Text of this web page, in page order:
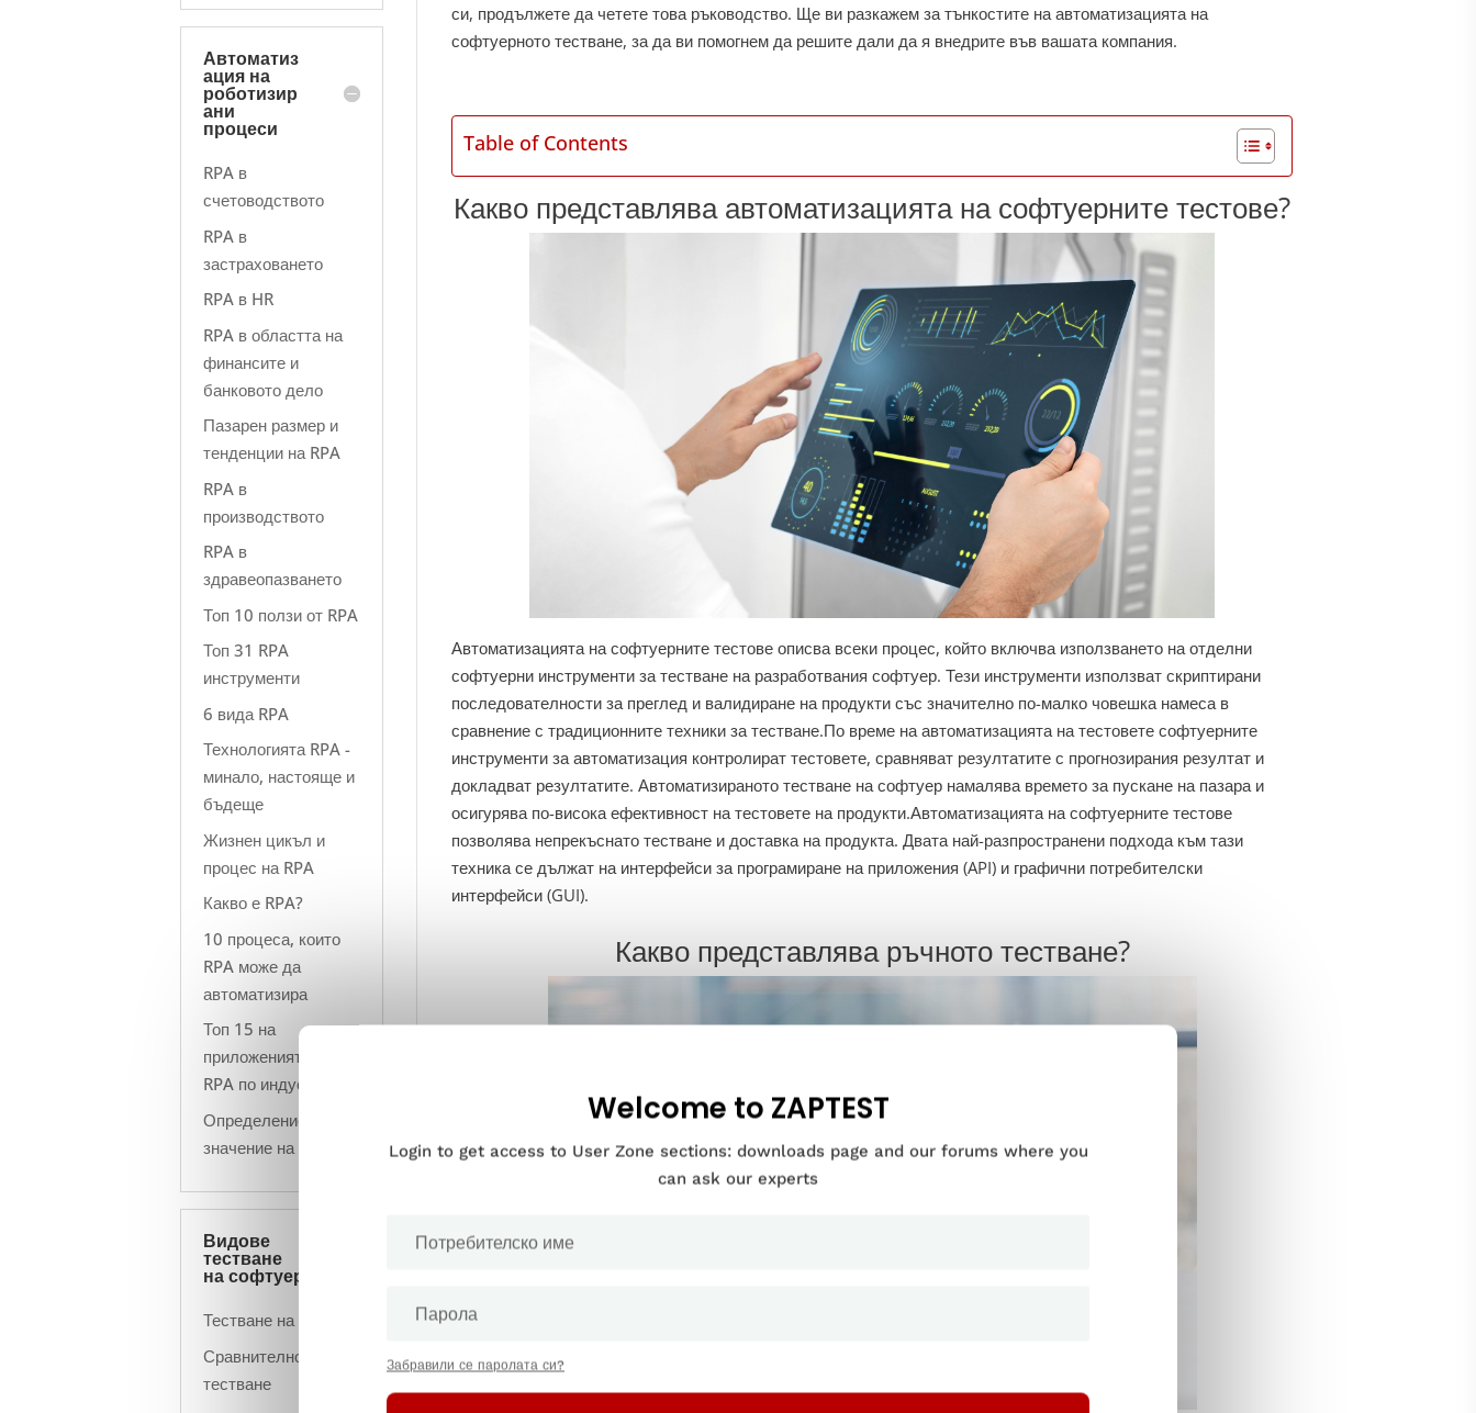
си, продължете да четете това ръководство. Ще ви разкажем за тънкостите на автоматизацията на
софтуерното тестване, за да ви помогнем да решите дали да я внедрите във вашата компания.
Table of Contents
Какво представлява автоматизацията на софтуерните тестове?
Автоматизацията на софтуерните тестове описва всеки процес, който включва използването на отделни
софтуерни инструменти за тестване на разработвания софтуер. Тези инструменти използват скриптирани
последователности за преглед и валидиране на продукти със значително по-малко човешка намеса в
сравнение с традиционните техники за тестване.По време на автоматизацията на тестовете софтуерните
инструменти за автоматизация контролират тестовете, сравняват резултатите с прогнозирания резултат и
докладват резултатите. Автоматизираното тестване на софтуер намалява времето за пускане на пазара и
осигурява по-висока ефективност на тестовете на продукти.Автоматизацията на софтуерните тестове
позволява непрекъснато тестване и доставка на продукта. Двата най-разпространени подхода към тази
техника се дължат на интерфейси за програмиране на приложения (API) и графични потребителски
интерфейси (GUI).
Какво представлява ръчното тестване?
Автоматиз
ация на
роботизир
ани
процеси
RPA в
счетоводството
RPA в
застраховането
RPA в HR
RPA в областта на
финансите и
банковото дело
Пазарен размер и
тенденции на RPA
RPA в
производството
RPA в
здравеопазването
Топ 10 ползи от RPA
Топ 31 RPA
инструменти
6 вида RPA
Технологията RPA -
минало, настояще и
бъдеще
Жизнен цикъл и
процес на RPA
Какво е RPA?
10 процеса, които
RPA може да
автоматизира
Топ 15 на
приложенията на
RPA по индустрии
Определение и
значение на RPA
Видове
тестване
на софтуер
Тестване на ETL
Сравнително
тестване
Welcome to ZAPTEST
Login to get access to User Zone sections: downloads page and our forums where you
can ask our experts
Забравили се паролата си?